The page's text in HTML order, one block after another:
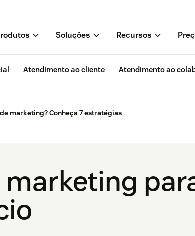
Soluções Recursos
Atendimento ao cliente Atendimento ao
marketing? Conheça 7 estratégias
marketing